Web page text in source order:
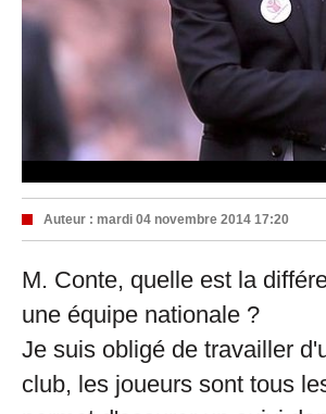
Auteur : mardi 04 novembre 2014 17:20
M. Conte, quelle est la
une équipe nationale ?
Je suis obligé de travailler
club, les joueurs sont tous